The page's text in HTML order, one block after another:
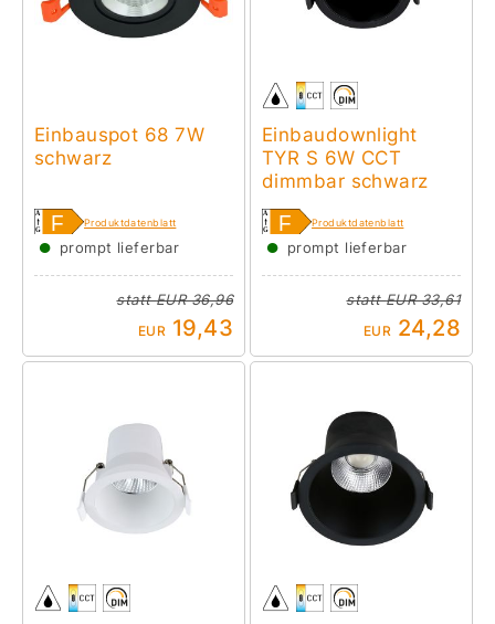
Einbauspot 68 7W
schwarz
Produktdatenblatt
● prompt lieferbar
stattEUR 36,96
EUR 19,43
Einbaudownlight
TYR S 6W CCT
dimmbar schwarz
Produktdatenblatt
● prompt lieferbar
stattEUR 33,61
EUR 24,28